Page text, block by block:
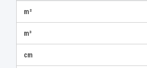
m²
m³
cm